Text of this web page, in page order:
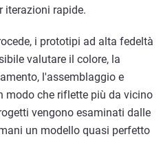
iterazioni rapide.
i prototipi ad alta fedeltà
valutare il colore, la
l'assemblaggio e
modo che riflette più da vicino
vengono esaminati dalle
un modello quasi perfetto